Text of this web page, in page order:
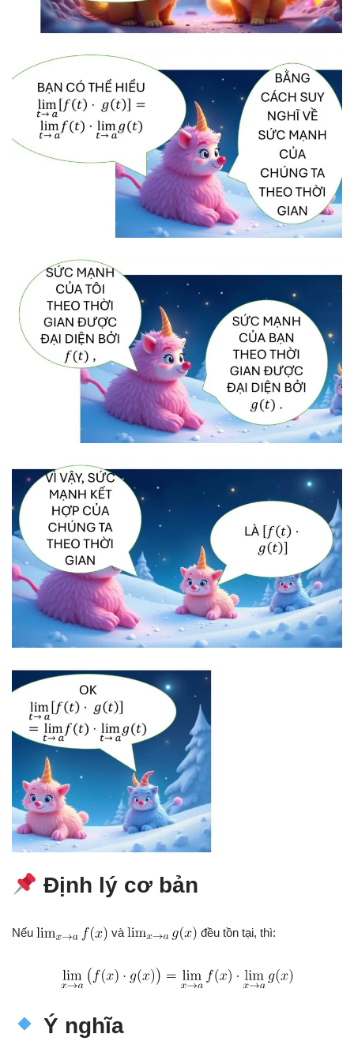
Định lý cơ bản
Nếu và đều tồn tại, thì:
Ý nghĩa